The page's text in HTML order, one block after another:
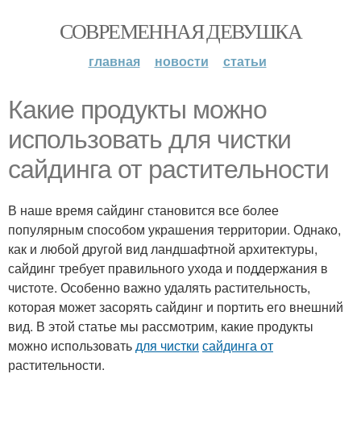
СОВРЕМЕННАЯ ДЕВУШКА
главная новости статьи
Какие продукты можно
использовать для чистки
сайдинга от растительности
В наше время сайдинг становится все более
популярным способом украшения территории. Однако,
как и любой другой вид ландшафтной архитектуры,
сайдинг требует правильного ухода и поддержания в
чистоте. Особенно важно удалять растительность,
которая может засорять сайдинг и портить его внешний
вид. В этой статье мы рассмотрим, какие продукты
можно использоватьдля чистки сайдинга от
растительности.